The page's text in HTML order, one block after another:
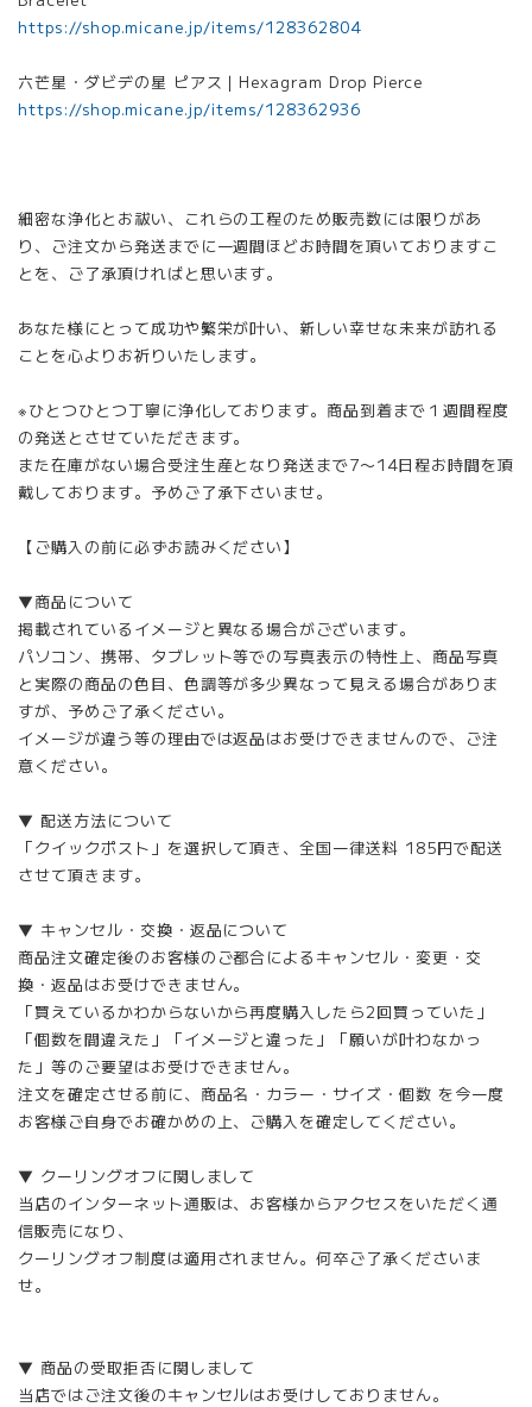
https://shop.micane.jp/items/128362804
六芒星・ダビデの星 ピアス｜Hexagram Drop Pierce
https://shop.micane.jp/items/128362936
細密な浄化とお祓い、これらの工程のため販売数には限りがあ
り、ご注文から発送までに一週間ほどお時間を頂いておりますこ
とを、ご了承頂ければと思います。
あなた様にとって成功や繁栄が叶い、新しい幸せな未来が訪れる
ことを心よりお祈りいたします。
※ひとつひとつ丁寧に浄化しております。商品到着まで１週間程度
の発送とさせていただきます。
また在庫がない場合受注生産となり発送まで7〜14日程お時間を頂
戴しております。予めご了承下さいませ。
【ご購入の前に必ずお読みください】
▼商品について
掲載されているイメージと異なる場合がございます。
パソコン、携帯、タブレット等での写真表示の特性上、商品写真
と実際の商品の色目、色調等が多少異なって見える場合がありま
すが、予めご了承ください。
イメージが違う等の理由では返品はお受けできませんので、ご注
意ください。
▼ 配送方法について
「クイックポスト」を選択して頂き、全国一律送料 185円で配送
させて頂きます。
▼ キャンセル・交換・返品について
商品注文確定後のお客様のご都合によるキャンセル・変更・交
換・返品はお受けできません。
「買えているかわからないから再度購入したら2回買っていた」
「個数を間違えた」「イメージと違った」「願いが叶わなかっ
た」等のご要望はお受けできません。
注文を確定させる前に、商品名・カラー・サイズ・個数 を今一度
お客様ご自身でお確かめの上、ご購入を確定してください。
▼ クーリングオフに関しまして
当店のインターネット通販は、お客様からアクセスをいただく通
信販売になり、
クーリングオフ制度は適用されません。何卒ご了承くださいま
せ。
▼ 商品の受取拒否に関しまして
当店ではご注文後のキャンセルはお受けしておりません。